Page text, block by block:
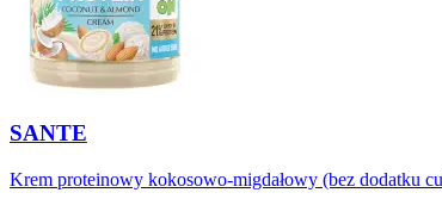
SANTE
Krem proteinowy kokosowo-migdałowy (bez dodatku